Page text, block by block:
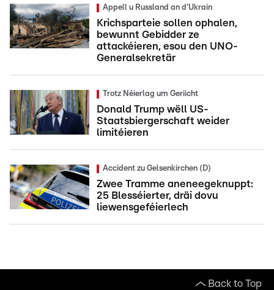
Appell u Russland an d'Ukrain
Krichsparteie sollen ophalen,
bewunnt Gebidder ze
attackéieren, esou den UNO-
Generalsekretär
Trotz Néierlag um Geriicht
Donald Trump wëll US-
Staatsbiergerschaft weider
limitéieren
Accident zu Gelsenkirchen (D)
Zwee Tramme aneneegeknuppt:
25 Blesséierter, dräi dovu
liewensgeféierlech
Back to Top